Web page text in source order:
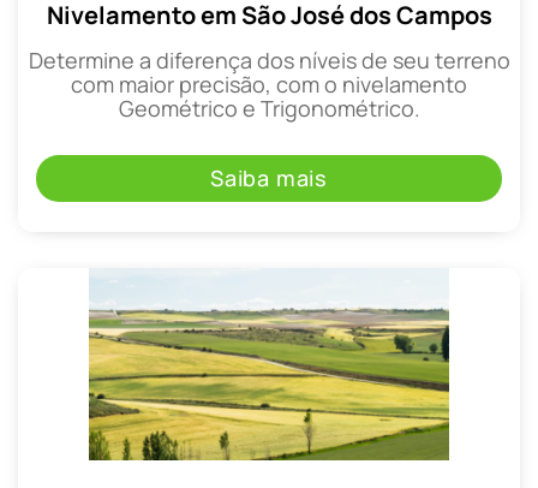
Nivelamento em São José dos Campos
Determine a diferença dos níveis de seu terreno
com maior precisão, com o nivelamento
Geométrico e Trigonométrico.
Saiba mais